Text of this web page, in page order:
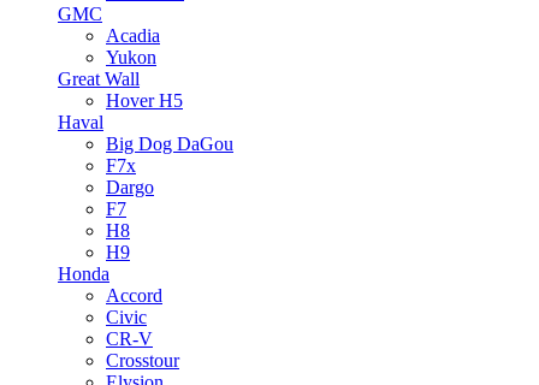
GMC
Acadia
Yukon
Great Wall
Hover H5
Haval
Big Dog DaGou
F7x
Dargo
F7
H8
H9
Honda
Accord
Civic
CR-V
Crosstour